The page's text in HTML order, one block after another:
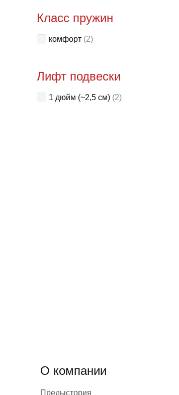
Класс пружин
комфорт (2)
Лифт подвески
1 дюйм (~2,5 см) (2)
О компании
Предыстория